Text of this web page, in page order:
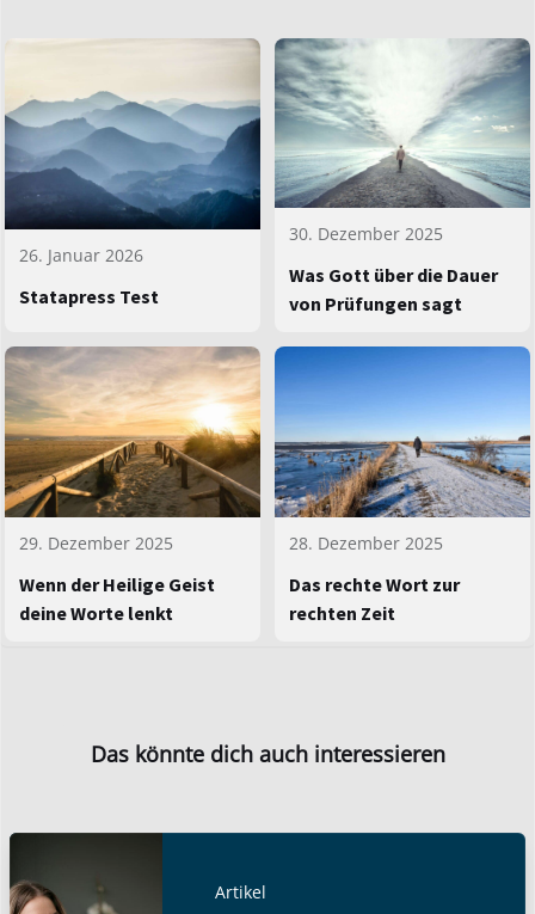
26. Januar 2026
Statapress Test
30. Dezember 2025
Was Gott über die Dauer
von Prüfungen sagt
29. Dezember 2025
Wenn der Heilige Geist
deine Worte lenkt
28. Dezember 2025
Das rechte Wort zur
rechten Zeit
Das könnte dich auch interessieren
Artikel